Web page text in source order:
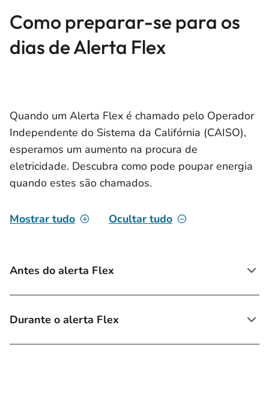
Como preparar-se para os
dias de Alerta Flex
Quando um Alerta Flex é chamado pelo Operador
Independente do Sistema da Califórnia (CAISO),
esperamos um aumento na procura de
eletricidade. Descubra como pode poupar energia
quando estes são chamados.
Mostrar tudo Ocultar tudo
Antes do alerta Flex
Durante o alerta Flex